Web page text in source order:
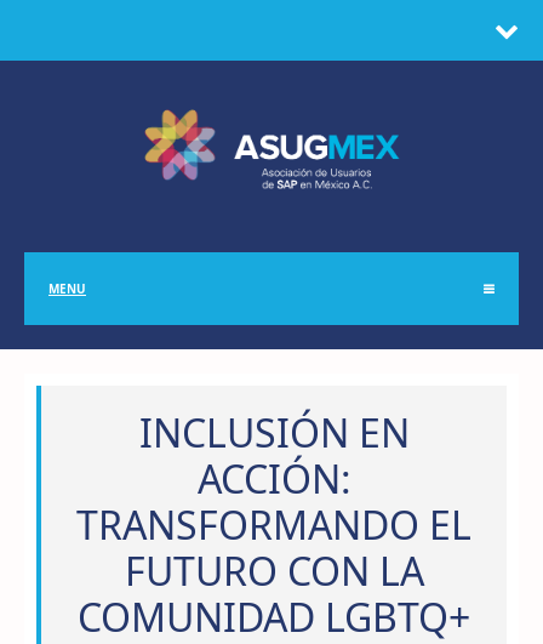
MENU
INCLUSIÓN EN
ACCIÓN:
TRANSFORMANDO EL
FUTURO CON LA
COMUNIDAD LGBTQ+